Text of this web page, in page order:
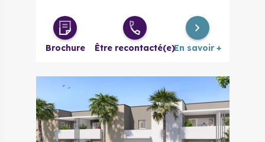
4 pièces à partir de 269 000 €
Brochure Être recontacté(e)En savoir +